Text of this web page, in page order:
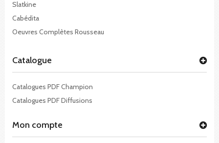
Slatkine
Cabédita
Oeuvres Complètes Rousseau
Catalogue
Catalogues PDF Champion
Catalogues PDF Diffusions
Mon compte